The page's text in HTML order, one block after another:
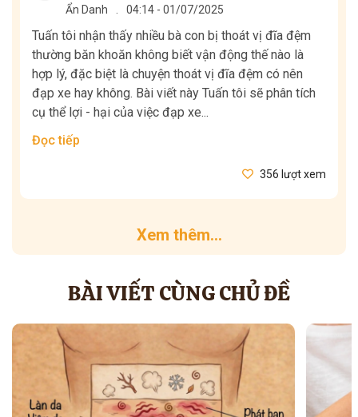
Ẩn Danh 04:14 - 01/07/2025
Tuấn tôi nhận thấy nhiều bà con bị thoát vị đĩa đệm
thường băn khoăn không biết vận động thế nào là
hợp lý, đặc biệt là chuyện thoát vị đĩa đệm có nên
đạp xe hay không. Bài viết này Tuấn tôi sẽ phân tích
cụ thể lợi - hại của việc đạp xe...
Đọc tiếp
356 lượt xem
Xem thêm...
BÀI VIẾT CÙNG CHỦ ĐỀ